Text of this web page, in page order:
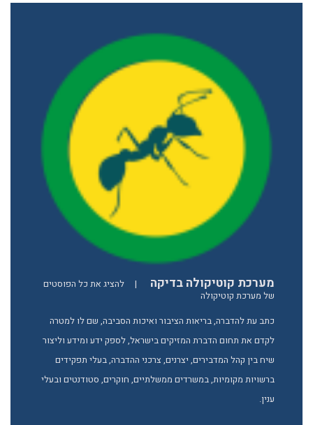
מערכת קוטיקולה בדיקה |
להציג את כל הפוסטים
של מערכת קוטיקולה
כתב עת להדברה, בריאות הציבור ואיכות הסביבה, שם לו למטרה
לקדם את תחום הדברת המזיקים בישראל, לספק ידע ומידע וליצור
שיח בין קהל המדבירים, יצרנים, צרכני ההדברה, בעלי תפקידים
ברשויות מקומיות, במשרדים ממשלתיים, חוקרים, סטודנטים ובעלי
ענין.